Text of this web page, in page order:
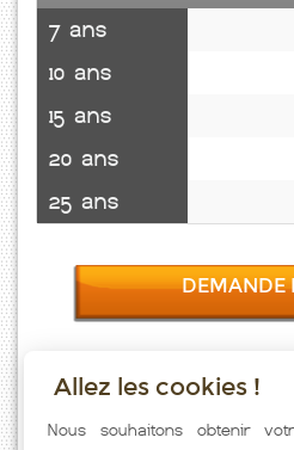
7 ans
10 ans
15 ans
20 ans
25 ans
DEMANDE
Taux emprunt actualisés
Immobilier pratiqués par nos
Allez les cookies !
Nous souhaitons obtenir